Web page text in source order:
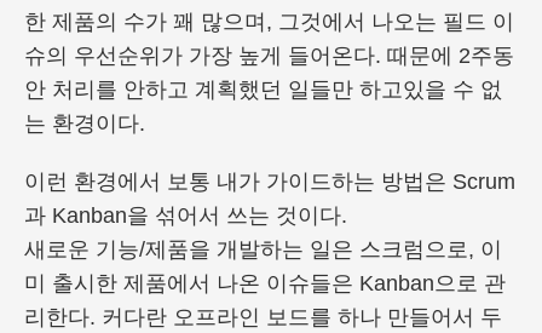
한 제품의 수가 꽤 많으며, 그것에서 나오는 필드 이
슈의 우선순위가 가장 높게 들어온다. 때문에 2주동
안 처리를 안하고 계획했던 일들만 하고있을 수 없
는 환경이다.
이런 환경에서 보통 내가 가이드하는 방법은 Scrum
과 Kanban을 섞어서 쓰는 것이다.
새로운 기능/제품을 개발하는 일은 스크럼으로, 이
미 출시한 제품에서 나온 이슈들은 Kanban으로 관
리한다. 커다란 오프라인 보드를 하나 만들어서 두